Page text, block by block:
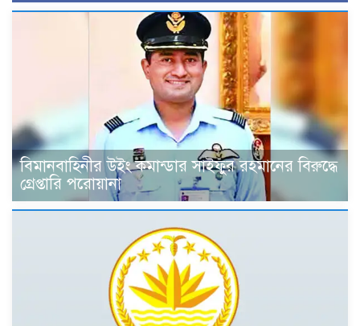
বিমানবাহিনীর উইং কমান্ডার সাইফুর রহমানের বিরুদ্ধে
গ্রেপ্তারি পরোয়ানা